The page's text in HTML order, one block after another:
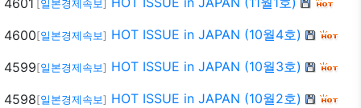
4601 [일본경제속보]
4600 [일본경제속보] HOT ISSUE in JAPAN (10월4호)
4599 [일본경제속보] HOT ISSUE in JAPAN (10월3호)
4598 [일본경제속보] HOT ISSUE in JAPAN (10월2호)